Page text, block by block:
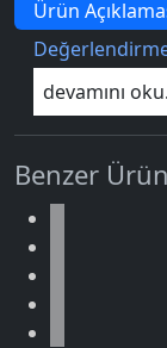
Ürün
devamını
Benzer